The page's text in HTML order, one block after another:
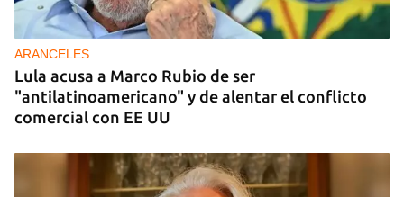
China entrega otros 5.000 sistemas fotovoltaicos
para zonas rurales de Cuba
ARANCELES
Lula acusa a Marco Rubio de ser
"antilatinoamericano" y de alentar el conflicto
comercial con EE UU